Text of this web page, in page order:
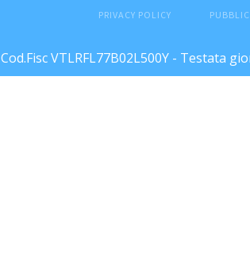
PRIVACY POLICY
VTLRFL77B02L500Y - Testata